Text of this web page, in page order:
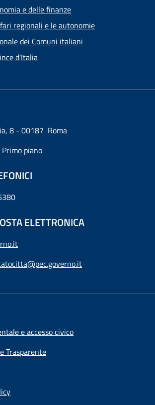
e delle finanze
regionali e le autonomie
dei Comuni italiani
d'Italia
8 - 00187 Roma
piano
ELETTRONICA
e accesso civico
Trasparente